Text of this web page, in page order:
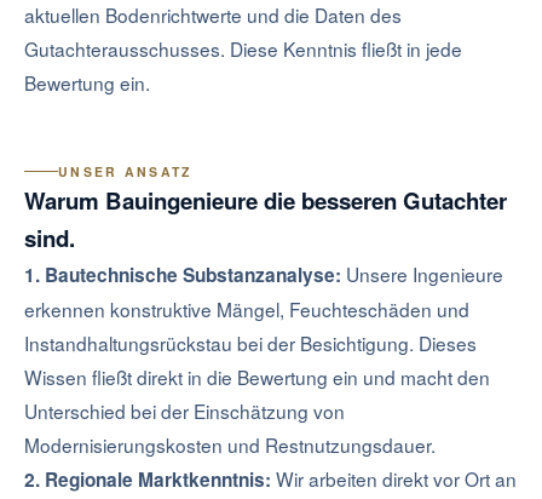
aktuellen Bodenrichtwerte und die Daten des
Gutachterausschusses. Diese Kenntnis fließt in jede
Bewertung ein.
UNSER ANSATZ
Warum Bauingenieure die besseren Gutachter
sind.
1. Bautechnische Substanzanalyse: Unsere Ingenieure
erkennen konstruktive Mängel, Feuchteschäden und
Instandhaltungsrückstau bei der Besichtigung. Dieses
Wissen fließt direkt in die Bewertung ein und macht den
Unterschied bei der Einschätzung von
Modernisierungskosten und Restnutzungsdauer.
2. Regionale Marktkenntnis: Wir arbeiten direkt vor Ort an